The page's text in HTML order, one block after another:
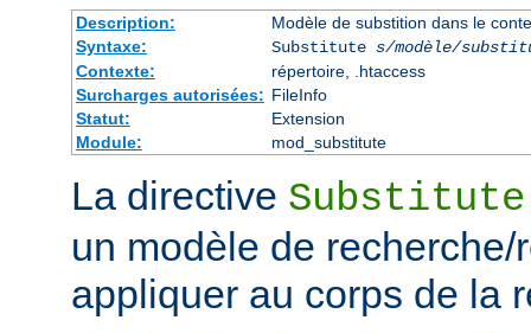
Description:
Modèle de substition dans le
Syntaxe:
Substitute s/modèle/
Contexte:
répertoire, .htaccess
Surcharges autorisées: FileInfo
Statut:
Extension
Module:
mod_substitute
La directive Substitute
un modèle de
appliquer au corps de la